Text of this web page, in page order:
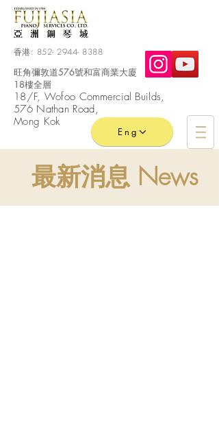
香港: 852- 2944- 8388
旺角彌敦道576號和富商業大廈
18樓全層
​18/F, Wofoo Commercial Builds,
576 Nathan Road,
Mong Kok
Eng
最新消息 News